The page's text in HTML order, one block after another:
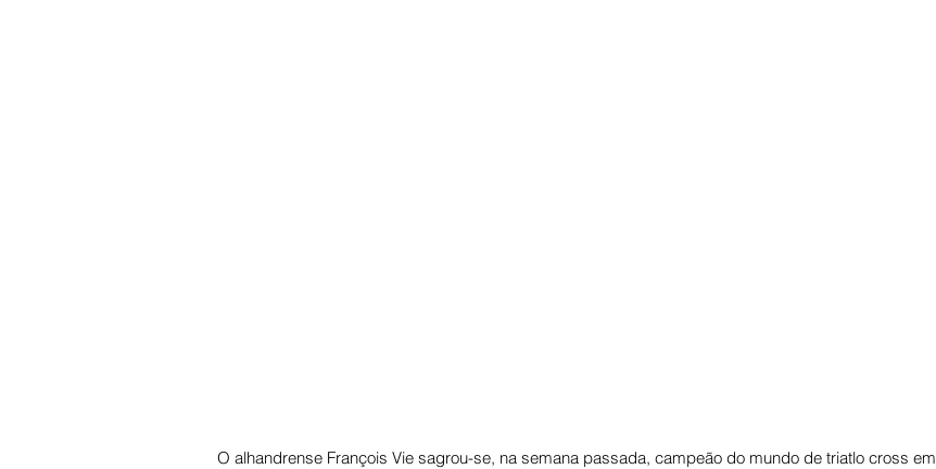
O alhandrense François Vie sagrou-se, na semana passada, campeão do mundo de triatlo cross em